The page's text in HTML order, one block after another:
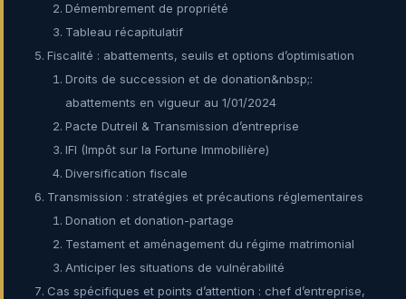
Démembrement de propriété
Tableau récapitulatif
Fiscalité : abattements, seuils et options d’optimisation
Droits de succession et de donation&nbsp;:
abattements en vigueur au 1/01/2024
Pacte Dutreil & Transmission d’entreprise
IFI (Impôt sur la Fortune Immobilière)
Diversification fiscale
Transmission : stratégies et précautions réglementaires
Donation et donation-partage
Testament et aménagement du régime matrimonial
Anticiper les situations de vulnérabilité
Cas spécifiques et points d’attention : chef d’entreprise,